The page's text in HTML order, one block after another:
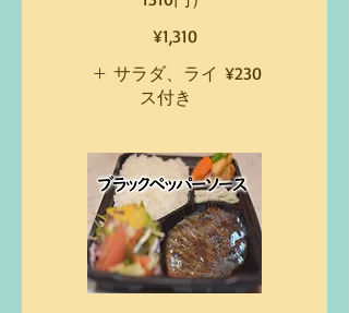
¥1,310
サラダ、ライ
ス付き
¥230